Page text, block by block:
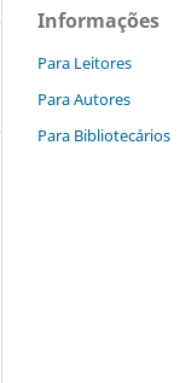
Informações
Para Leitores
Para Autores
Para Bibliotecários